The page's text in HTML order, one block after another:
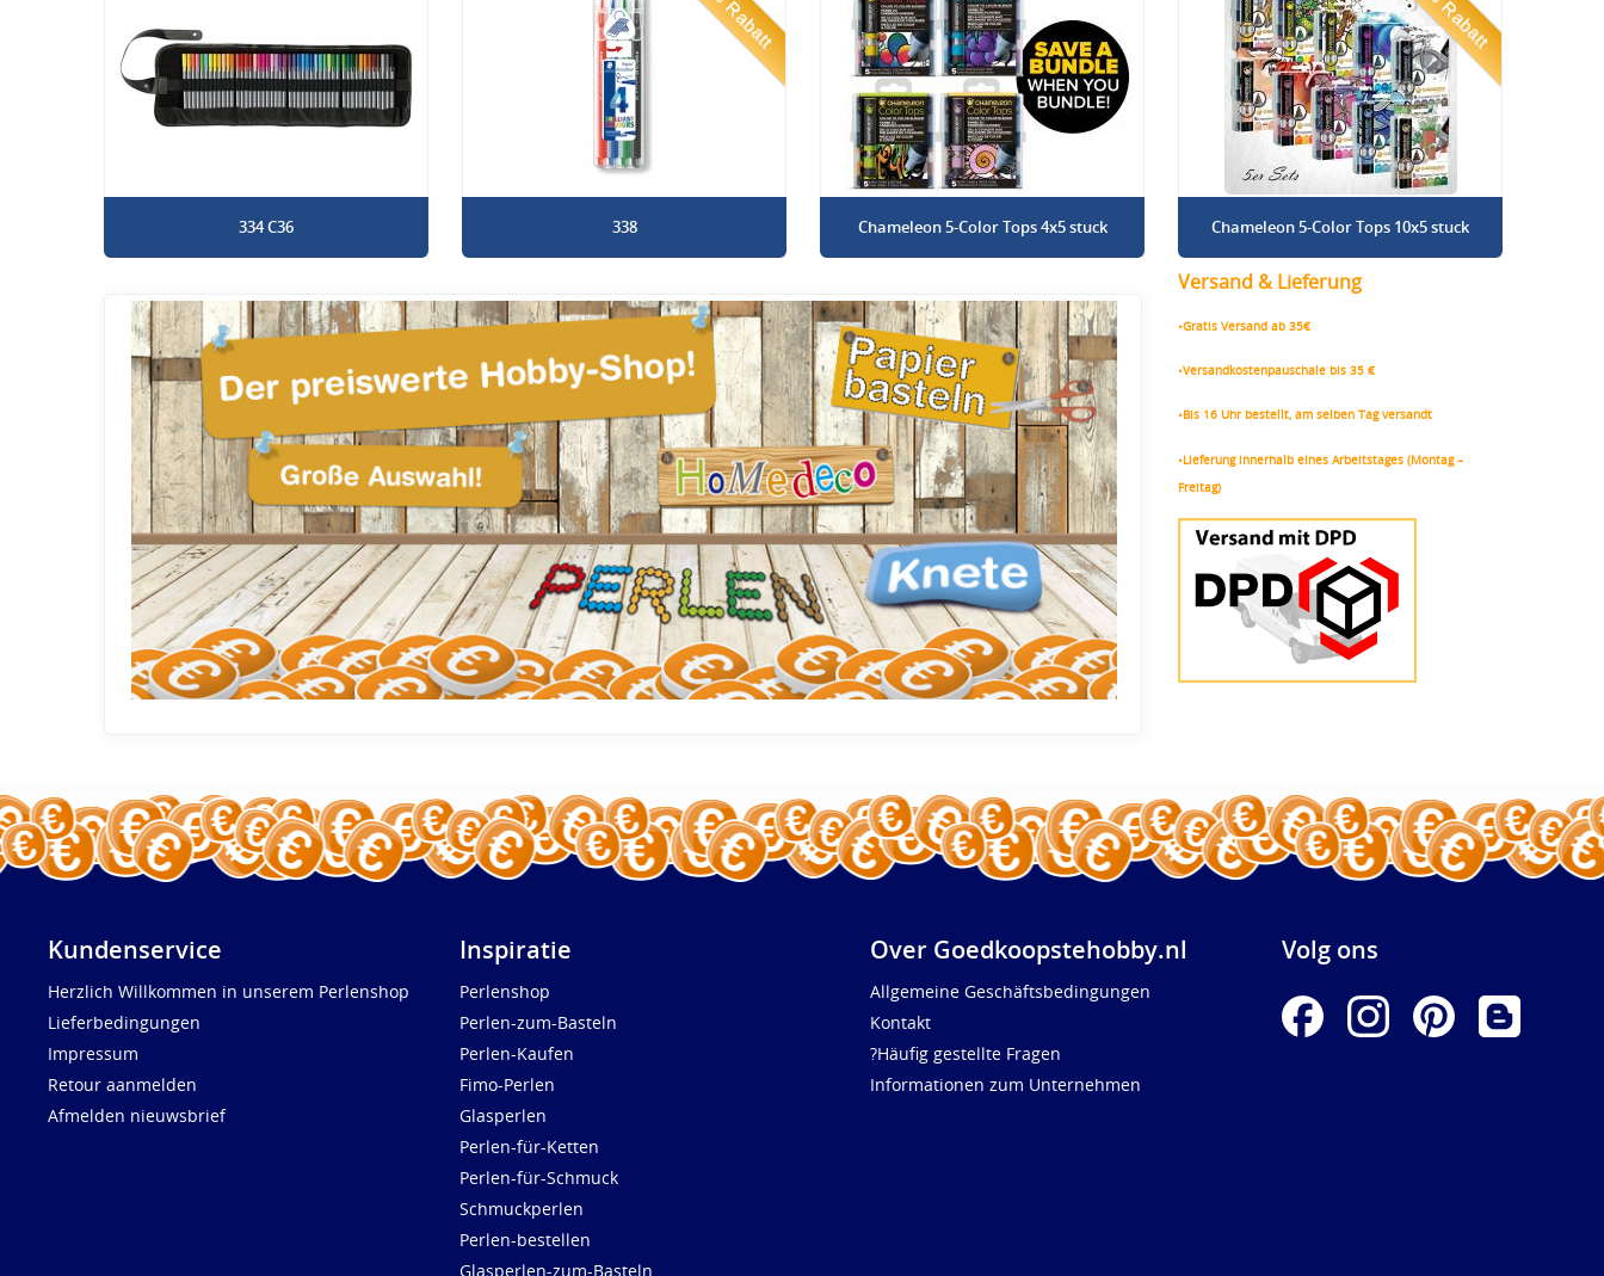
334 C36 338 Chameleon 5-Color Tops 4x5 stuck Chameleon 5-Color Tops 10x5 stuck
Versand & Lieferung
•Gratis Versand ab 35€
•Versandkostenpauschale bis 35 €
•Bis 16 Uhr bestellt, am selben Tag versandt
•Lieferung innerhalb eines Arbeitstages (Montag –
Freitag)
Kundenservice
Herzlich Willkommen in unserem Perlenshop
Lieferbedingungen
Impressum
Retour aanmelden
Afmelden nieuwsbrief
Inspiratie
Perlenshop
Perlen-zum-Basteln
Perlen-Kaufen
Fimo-Perlen
Glasperlen
Perlen-für-Ketten
Perlen-für-Schmuck
Schmuckperlen
Perlen-bestellen
Glasperlen-zum-Basteln
Over Goedkoopstehobby.nl
Allgemeine Geschäftsbedingungen
Kontakt
?Häufig gestellte Fragen
Informationen zum Unternehmen
Volg ons